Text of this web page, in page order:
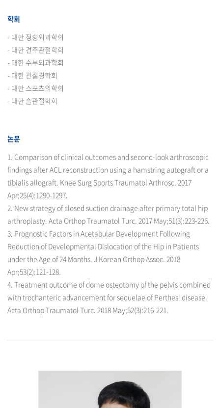
학회
- 대한 정형외과학회
- 대한 견주관절학회
- 대한 수부외과학회
- 대한 관절경학회
- 대한 스포츠의학회
- 대한 슬관절학회
논문
1. Comparison of clinical outcomes and second-look arthroscopic
findings after ACL reconstruction using a hamstring autograft or a
tibialis allograft. Knee Surg Sports Traumatol Arthrosc. 2017
Apr;25(4):1290-1297.
2. New strategy of closed suction drainage after primary total hip
arthroplasty. Acta Orthop Traumatol Turc. 2017 May;51(3):223-226.
3. Prognostic Factors in Acetabular Development Following
Reduction of Developmental Dislocation of the Hip in Patients
under the Age of 24 Months. J Korean Orthop Assoc. 2018
Apr;53(2):121-128.
4. Treatment outcome of dome osteotomy of the pelvis combined
with trochanteric advancement for sequelae of Perthes' disease.
Acta Orthop Traumatol Turc. 2018 May;52(3):216-221.